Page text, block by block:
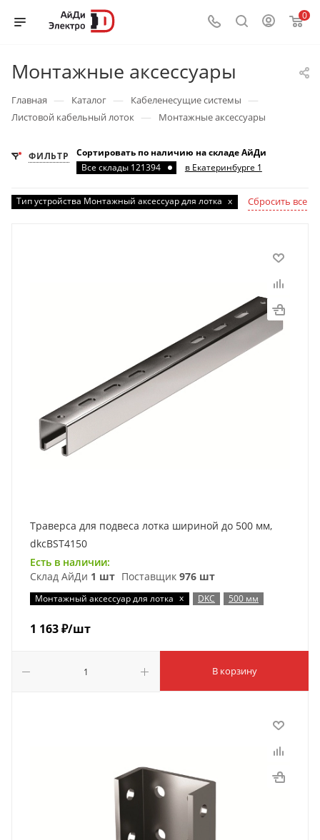
0
Монтажные аксессуары
Главная — Каталог — Кабеленесущие системы —
Листовой кабельный лоток — Монтажные аксессуары
ФИЛЬТР
Сортировать по наличию на складе АйДи
Все склады 121394
в Екатеринбурге 1
Тип устройства Монтажный аксессуар для лотка x Сбросить все
Траверса для подвеса лотка шириной до 500 мм,
dkcBST4150
Есть в наличии:
Склад АйДи 1 шт Поставщик 976 шт
Монтажный аксессуар для лотка x DKC 500 мм
1 163₽/шт
В корзину